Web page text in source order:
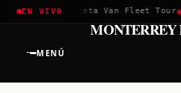
EN VIVO
2026✱Greta Van Fleet Tour✱
MENÚ
MONTERREY